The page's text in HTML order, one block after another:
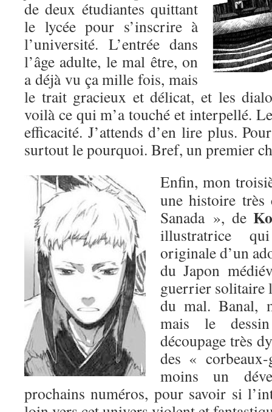
de deux étudiantes quittant
le lycée pour s’inscrire à
l’université. L’entrée dans
l’âge adulte, le mal être, on
a déjà vu ça mille fois, mais
le trait gracieux et délicat, et les
voilà ce qui m’a touché et interpellé.
efficacité. J’attends d’en lire plus.
surtout le pourquoi. Bref, un premier
Enfin, mon
une histoire
Sanada », de
illustratrice
originale d’un
du Japon
guerrier solitaire
du mal. Banal,
mais le
découpage très
des «
moins un
prochains numéros, pour savoir si